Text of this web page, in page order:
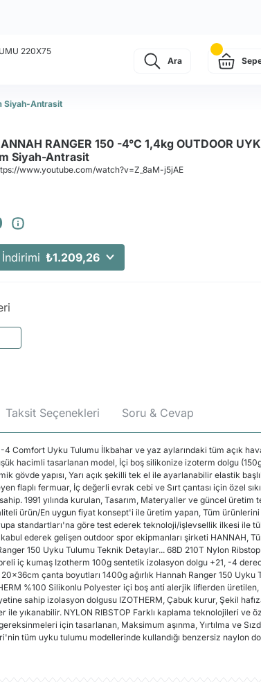
Ara
Siyah-Antrasit
RANGER 150 -4°C 1,4kg OUTDOOR
Siyah-Antrasit
www.youtube.com/watch?v=Z_8aM-j5jAE
₺1.209,26
Taksit Seçenekleri Soru & Cevap
-4 Comfort Uyku Tulumu İlkbahar ve yaz aylarındaki tüm açık
hacimli tasarlanan model, İçi boş silikonize izoterm dolgu
gövde yapısı, Yarı açık şekilli tek el ile ayarlanabilir elastik
flaplı fermuar, İç değerli evrak cebi ve Sırt çantası için özel
1991 yılında kurulan, Tasarım, Materyaller ve güncel
ürün/En uygun fiyat konsept'i ile üretim yapan, Tüm
standartları'na göre test ederek teknoloji/işlevsellik ilkesi ile
ederek gelişen outdoor spor ekipmanları şirketi HANNAH,
150 Uyku Tulumu Teknik Detaylar... 68D 210T Nylon
iç kumaş Izotherm 100g sentetik izolasyon dolgu +21, -4
çanta boyutları 1400g ağırlık Hannah Ranger 150 Uyku
%100 Silikonlu Polyester içi boş anti alerjik liflerden üretilen,
sahip izolasyon dolgusu IZOTHERM, Çabuk kurur, Şekil
ile yıkanabilir. NYLON RIBSTOP Farklı kaplama teknolojileri ve
için tasarlanan, Maksimum aşınma, Yırtılma ve
tüm uyku tulumu modellerinde kullandığı benzersiz naylon